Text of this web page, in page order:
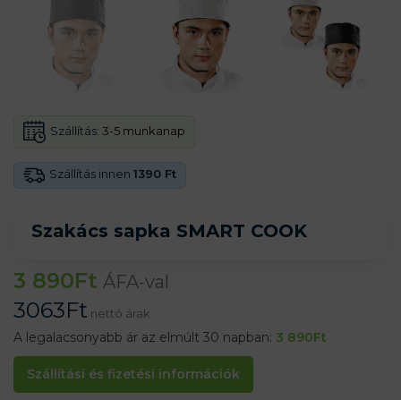
Szakács sapka SMART COOK
Szállítás innen 1390 Ft
Szállítás: 3-5 munkanap
3 890Ft ÁFA-val
3063Ft nettó árak
A legalacsonyabb ár az elmúlt 30 napban: 3 890Ft
Szállítási és fizetési információk